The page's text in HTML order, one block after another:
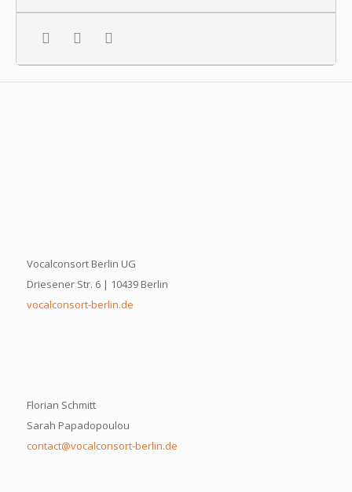
Vocalconsort Berlin UG
Driesener Str. 6 | 10439 Berlin
vocalconsort-berlin.de
Florian Schmitt
Sarah Papadopoulou
contact@vocalconsort-berlin.de